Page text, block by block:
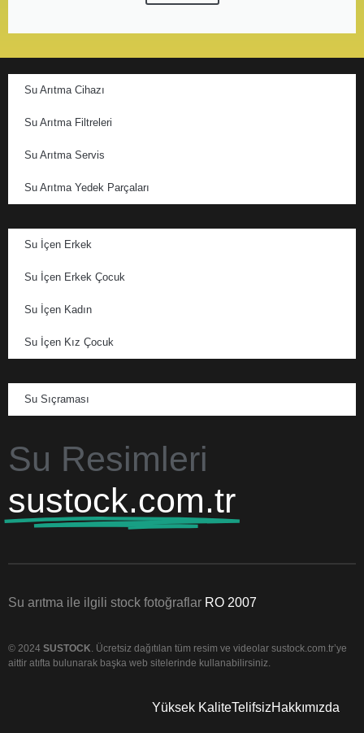
Su Arıtma Cihazı
Su Arıtma Filtreleri
Su Arıtma Servis
Su Arıtma Yedek Parçaları
Su İçen Erkek
Su İçen Erkek Çocuk
Su İçen Kadın
Su İçen Kız Çocuk
Su Sıçraması
Su Resimleri
sustock.com.tr
Su arıtma ile ilgili stock fotoğraflar RO 2007
© 2024 SUSTOCK. Ücretsiz dağıtılan tüm resim ve videolar sustock.com.tr’ye
aittir atıfta bulunarak başka web sitelerinde kullanabilirsiniz.
Yüksek KaliteTelifsizHakkımızda